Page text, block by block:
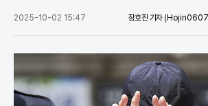
2025-10-02 15:47 장호진 기자